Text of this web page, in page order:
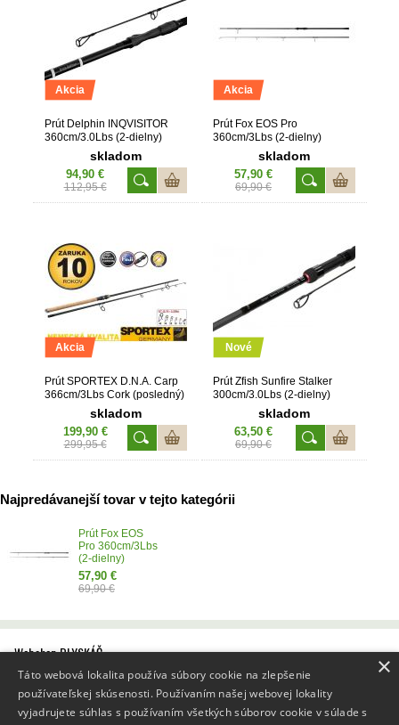
Akcia
Prút Delphin INQVISITOR
360cm/3.0Lbs (2-dielny)
skladom
94,90 €
112,95 €
Akcia
Prút Fox EOS Pro
360cm/3Lbs (2-dielny)
skladom
57,90 €
69,90 €
Akcia
Prút SPORTEX D.N.A. Carp
366cm/3Lbs Cork (posledný)
skladom
199,90 €
299,95 €
Nové
Prút Zfish Sunfire Stalker
300cm/3.0Lbs (2-dielny)
skladom
63,50 €
69,90 €
Najpredávanejší tovar v tejto kategórii
Prút Fox EOS
Pro 360cm/3Lbs
(2-dielny)
57,90 €
69,90 €
Webshop BLYSKÁČ
Všeobecné obchodné podmienky
Reklamačný poriadok
Poučenie o ochrane osobných údajov a používaní cookies
Ako nakupovať
Prevádzkovateľ internetového obchodu BLYSKÁČ
×
Táto webová lokalita používa súbory cookie na zlepšenie
používateľskej skúsenosti. Používaním našej webovej lokality
vyjadrujete súhlas s používaním všetkých súborov cookie v súlade s